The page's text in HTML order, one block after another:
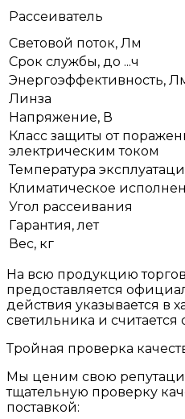
Рассеиватель
Световой поток, Лм
Срок службы, до ...ч
Энергоэффективность,
Линза
Напряжение, В
Класс защиты от
электрическим током
Температура
Климатическое
Угол рассеивания
Гарантия, лет
Вес, кг
На всю продукцию
предоставляется
действия указывается в
светильника и
Тройная проверка
Мы ценим свою
тщательную проверку
поставкой: